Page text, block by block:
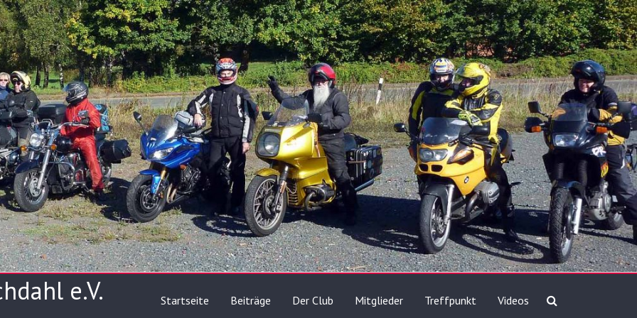
e.V. Startseite Beiträge Der Club Mitglieder Treffpunkt Videos